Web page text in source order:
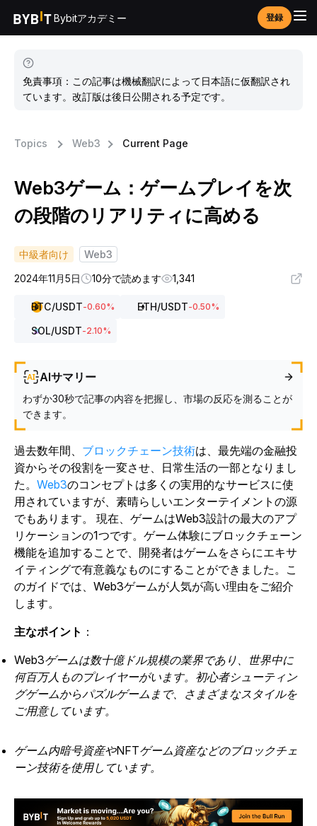
Bybitアカデミー 登録
免責事項：この記事は機械翻訳によって日本語に仮翻訳され
ています。改訂版は後日公開される予定です。
Topics Web3 Current Page
Web3ゲーム：ゲームプレイを次
の段階のリアリティに高める
中級者向け
Web3
2024年11月5日
10分で読めます 1,341
BTC/USDT-0.60% ETH/USDT-0.50%
SOL/USDT-2.10%
AIサマリー
わずか30秒で記事の内容を把握し、市場の反応を測ることが
できます。
過去数年間、 ブロックチェーン技術は、最先端の金融投
資からその役割を一変させ、日常生活の一部となりまし
た。 Web3のコンセプトは多くの実用的なサービスに使
用されていますが、素晴らしいエンターテイメントの源
でもあります。
現在、ゲームはWeb3設計の最大のアプ
リケーションの1つです。ゲーム体験にブロックチェーン
機能を追加することで、開発者はゲームをさらにエキサ
イティングで有意義なものにすることができました。こ
のガイドでは、Web3ゲームが人気が高い理由をご紹介
します。
主なポイント ：
Web3ゲームは数十億ドル規模の業界であり、世界中に
何百万人ものプレイヤーがいます。初心者シューティン
グゲームからパズルゲームまで、さまざまなスタイルを
ご用意しています。
ゲーム内暗号資産やNFTゲーム資産などのブロックチェ
ーン技術を使用しています。